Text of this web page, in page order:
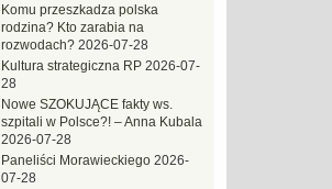
Komu przeszkadza polska
rodzina? Kto zarabia na
rozwodach? 2026-07-28
Kultura strategiczna RP 2026-07-
28
Nowe SZOKUJĄCE fakty ws.
szpitali w Polsce?! – Anna Kubala
2026-07-28
Paneliści Morawieckiego 2026-
07-28